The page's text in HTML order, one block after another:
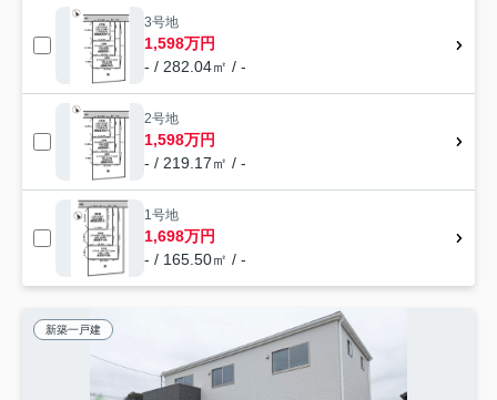
3号地
1,598万円
- / 282.04㎡ / -
2号地
1,598万円
- / 219.17㎡ / -
1号地
1,698万円
- / 165.50㎡ / -
新築一戸建